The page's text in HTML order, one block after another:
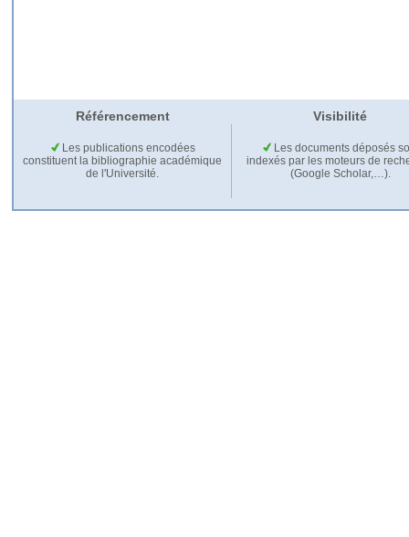
Référencement Visibilité
Les publications encodées
constituent la bibliographie académique
de l'Université.
Les documents déposés
indexés par les moteurs de
(Google Scholar,…).